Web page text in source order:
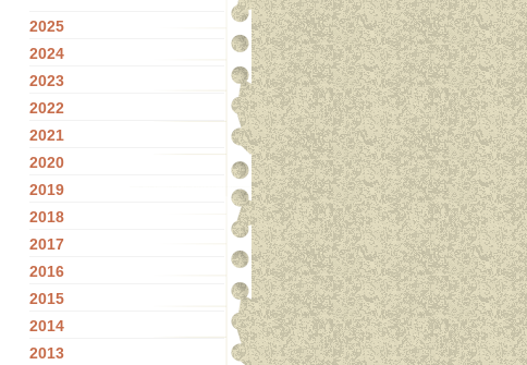
2025
2024
2023
2022
2021
2020
2019
2018
2017
2016
2015
2014
2013